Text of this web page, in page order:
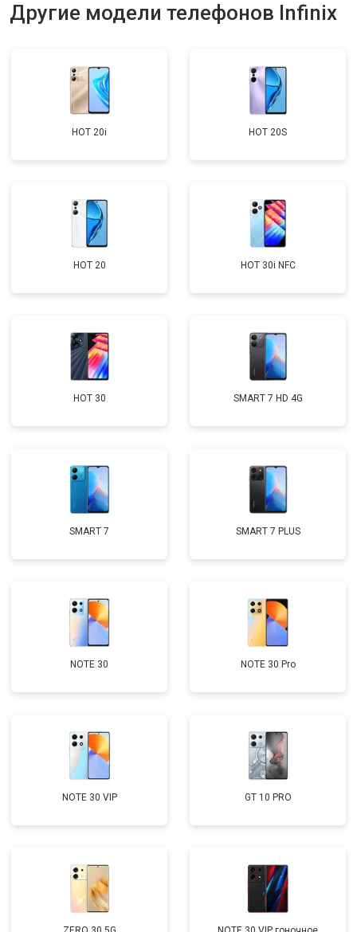
Другие модели телефонов Infinix
HOT 20i HOT 20S
HOT 20 HOT 30i NFC
HOT 30 SMART 7 HD 4G
SMART 7 SMART 7 PLUS
NOTE 30 NOTE 30 Pro
NOTE 30 VIP GT 10 PRO